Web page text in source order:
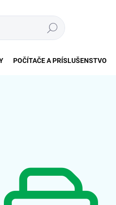
Hľadať
POČÍTAČE A PRÍSLUŠENSTVO